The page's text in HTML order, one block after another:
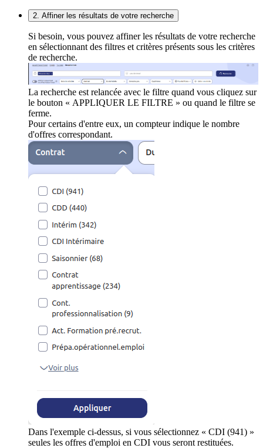
2. Affiner les résultats de votre recherche
Si besoin, vous pouvez affiner les résultats de votre recherche
en sélectionnant des filtres et critères présents sous les critères
de recherche.
La recherche est relancée avec le filtre quand vous cliquez sur
le bouton « APPLIQUER LE FILTRE » ou quand le filtre se
ferme.
Pour certains d'entre eux, un compteur indique le nombre
d'offres correspondant.
Dans l'exemple ci-dessus, si vous sélectionnez « CDI (941) »
seules les offres d'emploi en CDI vous seront restituées.